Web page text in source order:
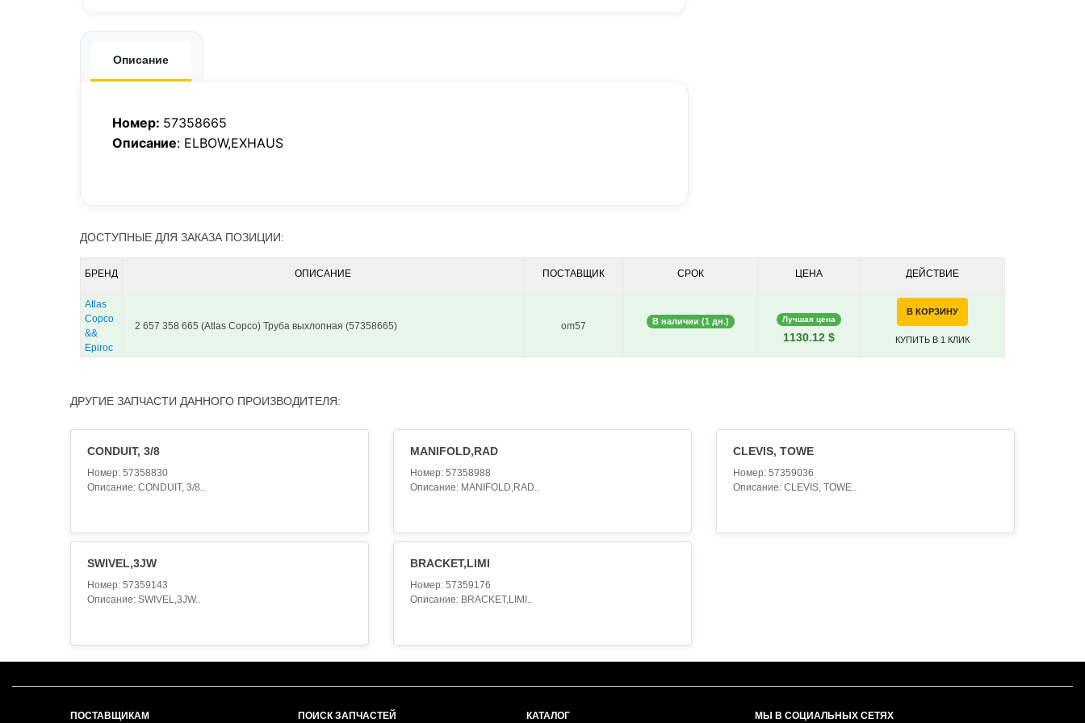
Описание
Номер: 57358665
Описание: ELBOW,EXHAUS
ДОСТУПНЫЕ ДЛЯ ЗАКАЗА ПОЗИЦИИ:
БРЕНД ОПИСАНИЕ ПОСТАВЩИК СРОК ЦЕНА ДЕЙСТВИЕ
Atlas
Copco
&&
Epiroc
2 657 358 665 (Atlas Copco) Труба выхлопная (57358665) om57 В наличии (1 дн.) Лучшая цена
1130.12 $
В КОРЗИНУ
КУПИТЬ В 1 КЛИК
ДРУГИЕ ЗАПЧАСТИ ДАННОГО ПРОИЗВОДИТЕЛЯ:
CONDUIT, 3/8
Номер: 57358830
Описание: CONDUIT, 3/8..
MANIFOLD,RAD
Номер: 57358988
Описание: MANIFOLD,RAD..
CLEVIS, TOWE
Номер: 57359036
Описание: CLEVIS, TOWE..
SWIVEL,3JW
Номер: 57359143
Описание: SWIVEL,3JW..
BRACKET,LIMI
Номер: 57359176
Описание: BRACKET,LIMI..
ПОСТАВЩИКАМ ПОИСК ЗАПЧАСТЕЙ КАТАЛОГ МЫ В СОЦИАЛЬНЫХ СЕТЯХ